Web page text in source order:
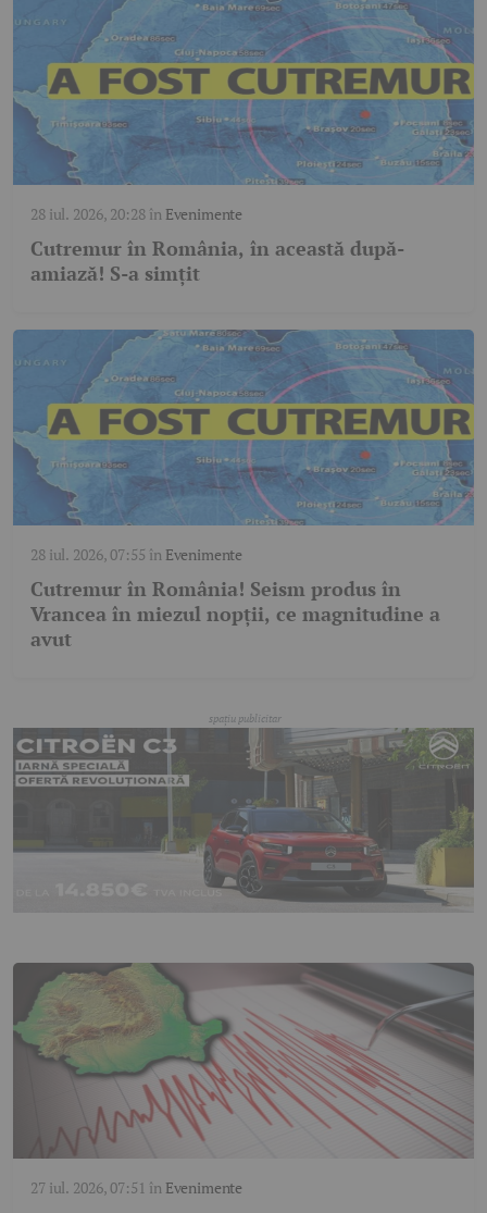
28 iul. 2026, 20:28în Evenimente
Cutremur în România, în această după-
amiază! S-a simțit
28 iul. 2026, 07:55 în Evenimente
Cutremur în România! Seism produs în
Vrancea în miezul nopții, ce magnitudine a
avut
27 iul. 2026, 07:51 în Evenimente